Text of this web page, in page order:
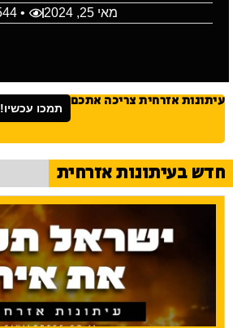
מאי 25, 2024 • 4,544
עיתונות אזרחית צריכה אתכם תמכו עכשיו!
חדש בעיתונות אזרחית